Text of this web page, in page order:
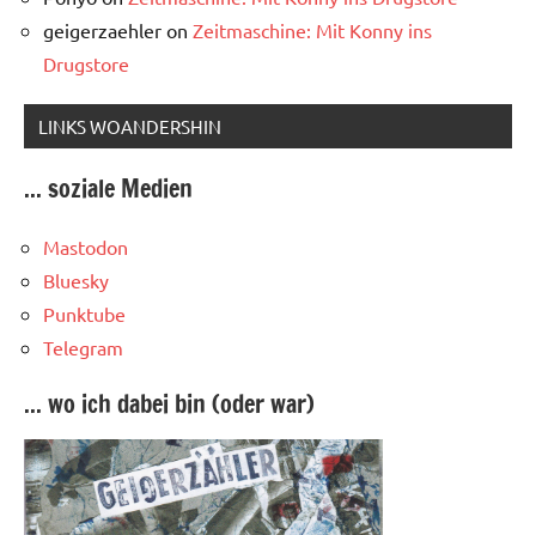
geigerzaehler on Zeitmaschine: Mit Konny ins
Drugstore
LINKS WOANDERSHIN
... soziale Medien
Mastodon
Bluesky
Punktube
Telegram
... wo ich dabei bin (oder war)